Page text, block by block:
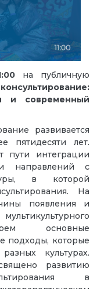
на публичную
и современный
развивается
пятидесяти лет.
пути интеграции
и направлений с
в которой
На
появления и
основные
подходы, которые
культурах.
развитию
в